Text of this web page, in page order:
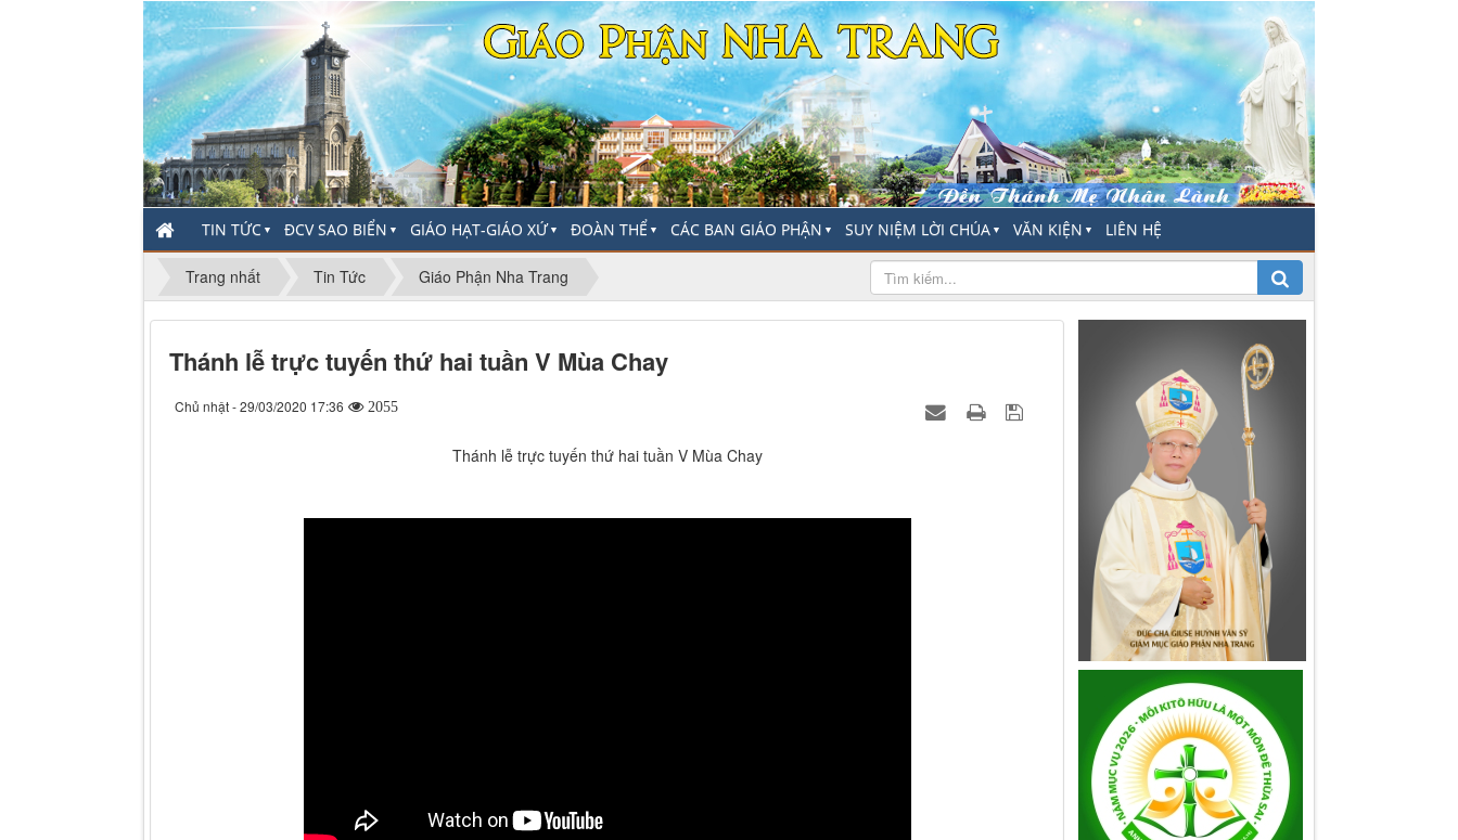
TIN TỨC ▼ ĐCV SAO BIỂN ▼ GIÁO HẠT-GIÁO XỨ▼ ĐOÀN THỂ ▼ CÁC BAN GIÁO PHẬN ▼ SUY NIỆM LỜI CHÚA ▼ VĂN KIỆN ▼ LIÊN HỆ
Trang nhất Tin Tức Giáo Phận Nha Trang
Thánh lễ trực tuyến thứ hai tuần V Mùa Chay
Chủ nhật - 29/03/2020 17:36 2055
Thánh lễ trực tuyến thứ hai tuần V Mùa Chay